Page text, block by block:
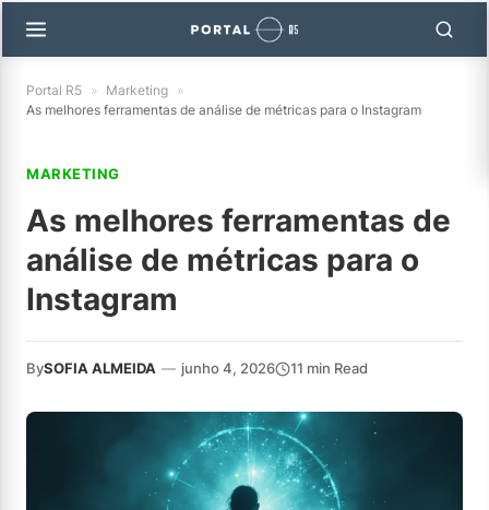
Portal R5 » Marketing »
As melhores ferramentas de análise de métricas para o Instagram
MARKETING
As melhores ferramentas de
análise de métricas para o
Instagram
BySOFIA ALMEIDA — junho 4, 2026 11 min Read